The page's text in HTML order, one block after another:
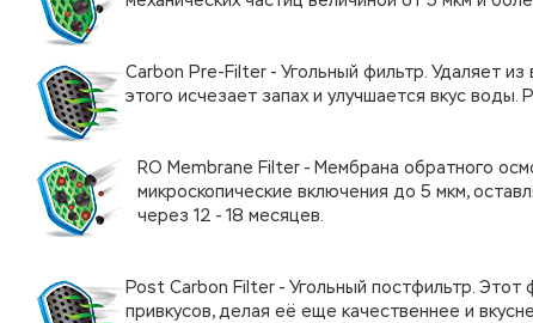
Carbon Pre-Filter - Угольный фильтр. Удаляет
этого исчезает запах и улучшается вкус
RO Membrane Filter - Мембрана обратного
микроскопические включения до 5 мкм,
через 12 - 18 месяцев.
Post Carbon Filter - Угольный постфильтр. Этот
привкусов, делая её еще качественнее и